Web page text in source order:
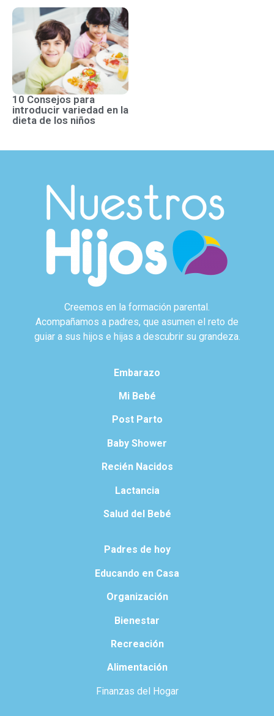
10 Consejos para
introducir variedad en la
dieta de los niños
Creemos en la formación parental.
Acompañamos a padres, que asumen el reto de
guiar a sus hijos e hijas a descubrir su grandeza.
Embarazo
Mi Bebé
Post Parto
Baby Shower
Recién Nacidos
Lactancia
Salud del Bebé
Padres de hoy
Educando en Casa
Organización
Bienestar
Recreación
Alimentación
Finanzas del Hogar